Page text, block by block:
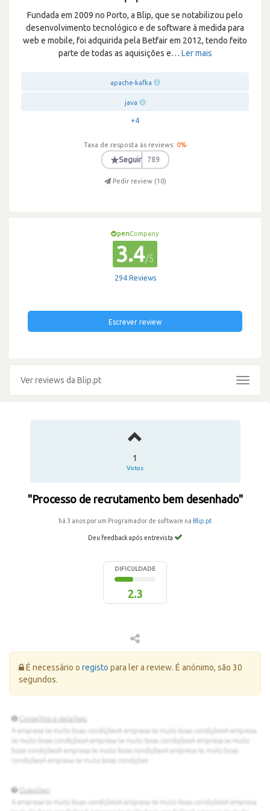
Fundada em 2009 no Porto, a Blip, que se notabilizou pelo
desenvolvimento tecnológico e de software à medida para
web e mobile, foi adquirida pela Betfair em 2012, tendo feito
parte de todas as aquisições e… Ler mais
apache-kafka
java
+4
Taxa de resposta às reviews: 0%
★Seguir 789
Pedir review (10)
penCompany
3.4/5
294 Reviews
Escrever review
Ver reviews da Blip.pt
Toggle
1
Votos
"Processo de recrutamento bem desenhado"
há 3 anos por um Programador de software na Blip.pt
Deu feedback após entrevista
DIFICULDADE
2.3
Erro:
É necessário o registo para ler a review. É anónimo, são 30
segundos.